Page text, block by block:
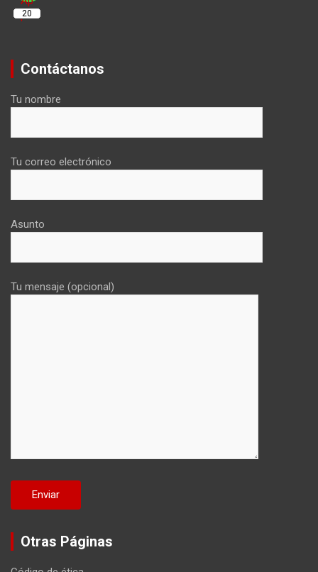
20
Contáctanos
Tu nombre
Tu correo electrónico
Asunto
Tu mensaje (opcional)
Otras Páginas